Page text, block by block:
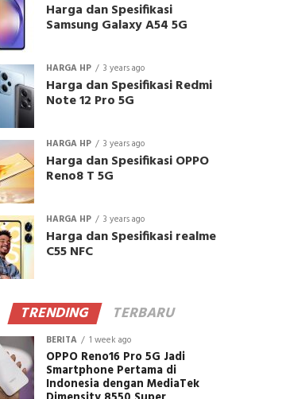
Harga dan Spesifikasi
Samsung Galaxy A54 5G
HARGA HP 3 years ago
Harga dan Spesifikasi Redmi
Note 12 Pro 5G
HARGA HP 3 years ago
Harga dan Spesifikasi OPPO
Reno8 T 5G
HARGA HP 3 years ago
Harga dan Spesifikasi realme
C55 NFC
TRENDING TERBARU
BERITA 1 week ago
OPPO Reno16 Pro 5G Jadi
Smartphone Pertama di
Indonesia dengan MediaTek